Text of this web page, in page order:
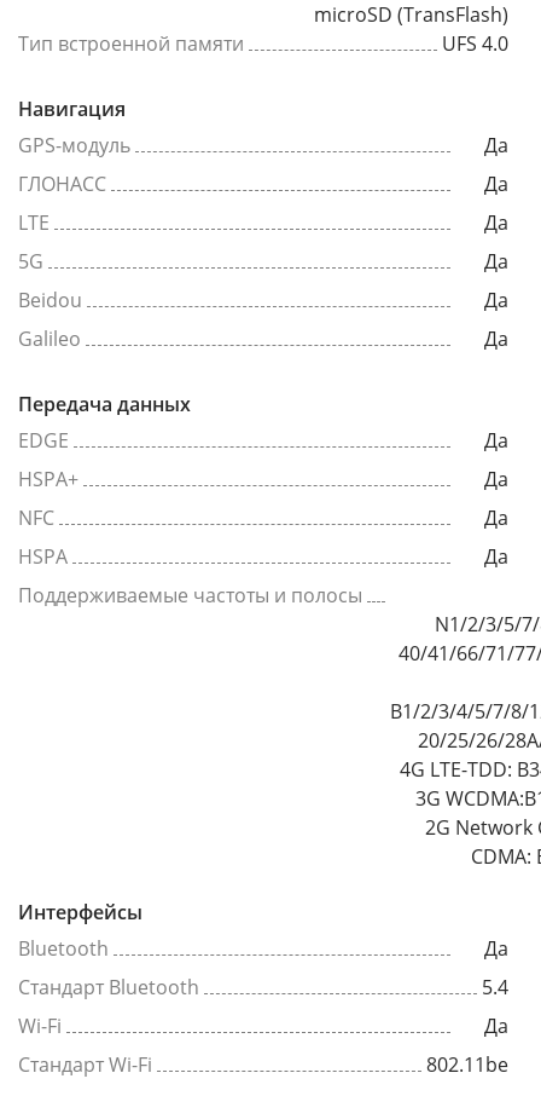
microSD (TransFlash)
Тип встроенной памяти
UFS 4.0
Навигация
GPS-модуль
Да
ГЛОНАСС
Да
LTE
Да
5G
Да
Beidou
Да
Galileo
Да
Передача данных
EDGE
Да
HSPA+
Да
NFC
Да
HSPA
Да
Поддерживаемые частоты и полосы
N1/2/3/5/
40/41/66/71/77/78/
B1/2/3/4/5/7/8/
20/25/26/
4G LTE-TDD: B34/38/39/40/41
3G WCDMA:B1/2/4/5/6/8/19
2G Network
CDMA:
Интерфейсы
Bluetooth
Да
Стандарт Bluetooth
5.4
Wi-Fi
Да
Стандарт Wi-Fi
802.11be